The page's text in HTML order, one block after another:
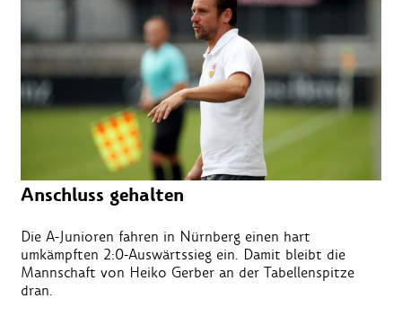
Anschluss gehalten
Die A-Junioren fahren in Nürnberg einen hart
umkämpften 2:0-Auswärtssieg ein. Damit bleibt die
Mannschaft von Heiko Gerber an der Tabellenspitze
dran.